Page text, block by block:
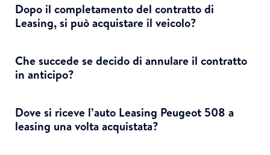
Dopo il completamento del contratto di
Leasing, si può acquistare il veicolo?
Che succede se decido di annulare il contratto
in anticipo?
Dove si riceve l’auto Leasing Peugeot 508 a
leasing una volta acquistata?